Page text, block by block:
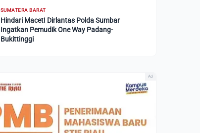
SUMATERA BARAT
Hindari Macet! Dirlantas Polda Sumbar
Ingatkan Pemudik One Way Padang-
Bukittinggi
Ad